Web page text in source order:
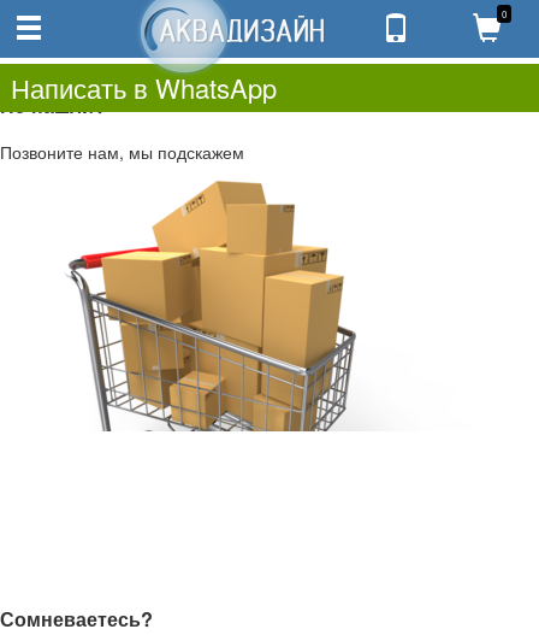
0.00
0
Не нашли?
Позвоните нам, мы подскажем
Сомневаетесь?
0
Написать в WhatsApp